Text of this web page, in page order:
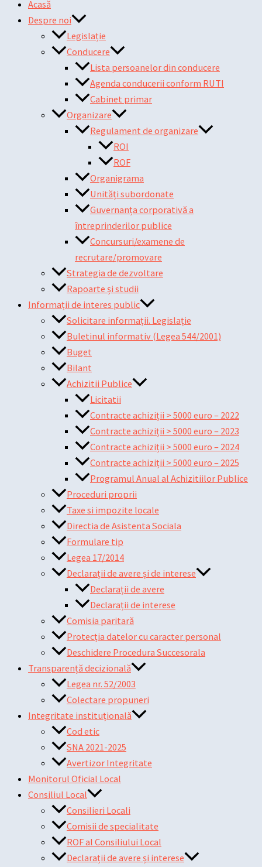
Acasă
Despre noi
Legislație
Conducere
Lista persoanelor din conducere
Agenda conducerii conform RUTI
Cabinet primar
Organizare
Regulament de organizare
ROI
ROF
Organigrama
Unități subordonate
Guvernanța corporativă a
întreprinderilor publice
Concursuri/examene de
recrutare/promovare
Strategia de dezvoltare
Rapoarte și studii
Informații de interes public
Solicitare informații. Legislație
Buletinul informativ (Legea 544/2001)
Buget
Bilant
Achizitii Publice
Licitatii
Contracte achiziții > 5000 euro – 2022
Contracte achiziții > 5000 euro – 2023
Contracte achiziții > 5000 euro – 2024
Contracte achiziții > 5000 euro – 2025
Programul Anual al Achizitiilor Publice
Proceduri proprii
Taxe si impozite locale
Directia de Asistenta Sociala
Formulare tip
Legea 17/2014
Declarații de avere și de interese
Declarații de avere
Declarații de interese
Comisia paritară
Protecția datelor cu caracter personal
Deschidere Procedura Succesorala
Transparență decizională
Legea nr. 52/2003
Colectare propuneri
Integritate instituțională
Cod etic
SNA 2021-2025
Avertizor Integritate
Monitorul Oficial Local
Consiliul Local
Consilieri Locali
Comisii de specialitate
ROF al Consiliului Local
Declarații de avere și interese